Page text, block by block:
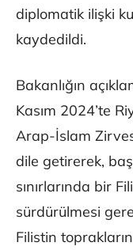
diplomatik ilişki
kaydedildi.
Bakanlığın
Kasım 2024’te
Arap-İslam
dile getirerek,
sınırlarında bir
sürdürülmesi
Filistin